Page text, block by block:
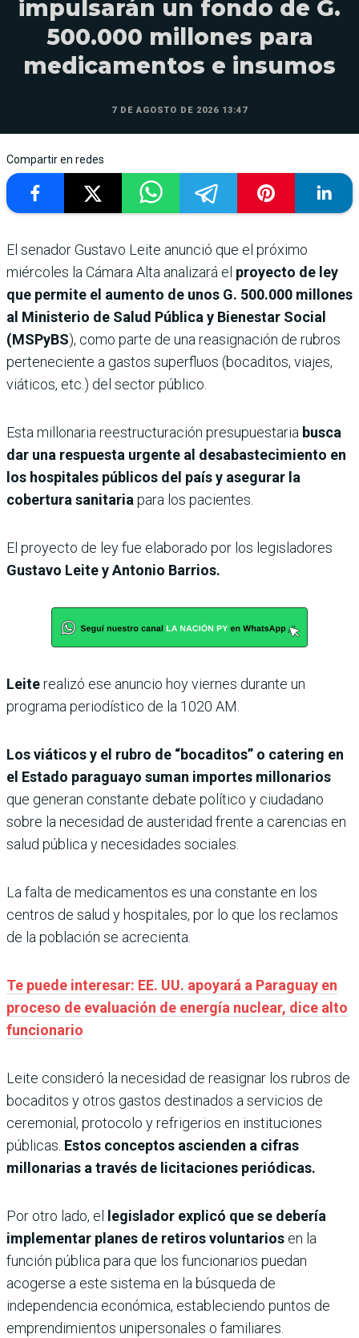
impulsarán un fondo de G.
500.000 millones para
medicamentos e insumos
7 DE AGOSTO DE 2026 13:47
Compartir en redes
El senador Gustavo Leite anunció que el próximo
miércoles la Cámara Alta analizará el proyecto de ley
que permite el aumento de unos G. 500.000 millones
al Ministerio de Salud Pública y Bienestar Social
(MSPyBS), como parte de una reasignación de rubros
perteneciente a gastos superfluos (bocaditos, viajes,
viáticos, etc.) del sector público.
Esta millonaria reestructuración presupuestaria busca
dar una respuesta urgente al desabastecimiento en
los hospitales públicos del país y asegurar la
cobertura sanitaria para los pacientes.
El proyecto de ley fue elaborado por los legisladores
Gustavo Leite y Antonio Barrios.
Leiterealizó ese anuncio hoy viernes durante un
programa periodístico de la 1020 AM.
Los viáticos y el rubro de “bocaditos” o catering en
el Estado paraguayo suman importes millonarios
que generan constante debate político y ciudadano
sobre la necesidad de austeridad frente a carencias en
salud pública y necesidades sociales.
La falta de medicamentos es una constante en los
centros de salud y hospitales, por lo que los reclamos
de la población se acrecienta.
Te puede interesar: EE. UU. apoyará a Paraguay en
proceso de evaluación de energía nuclear, dice alto
funcionario
Leite consideró la necesidad de reasignar los rubros de
bocaditos y otros gastos destinados a servicios de
ceremonial, protocolo y refrigerios en instituciones
públicas. Estos conceptos ascienden a cifras
millonarias a través de licitaciones periódicas.
Por otro lado, el
legislador explicó que se debería
implementar planes de retiros voluntarios en la
función pública para que los funcionarios puedan
acogerse a este sistema en la búsqueda de
independencia económica, estableciendo puntos de
emprendimientos unipersonales o familiares.